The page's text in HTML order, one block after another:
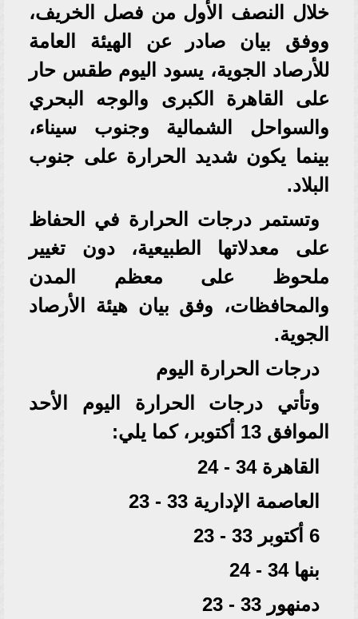
خلال النصف الأول من فصل الخريف،
ووفق بيان صادر عن الهيئة العامة
للأرصاد الجوية، يسود اليوم طقس حار
على القاهرة الكبرى والوجه البحري
والسواحل الشمالية وجنوب سيناء،
بينما يكون شديد الحرارة على جنوب
البلاد.
وتستمر درجات الحرارة في الحفاظ
على معدلاتها الطبيعية، دون تغيير
ملحوظ على معظم المدن
والمحافظات، وفق بيان هيئة الأرصاد
الجوية.
درجات الحرارة اليوم
وتأتي درجات الحرارة اليوم الأحد
الموافق 13 أكتوبر، كما يلي:
القاهرة 34 - 24
العاصمة الإدارية 33 - 23
6 أكتوبر 33 - 23
بنها 34 - 24
دمنهور 33 - 23